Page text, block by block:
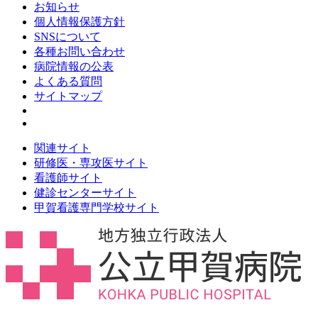
お知らせ
個人情報保護方針
SNSについて
各種お問い合わせ
病院情報の公表
よくある質問
サイトマップ
関連サイト
研修医・専攻医サイト
看護師サイト
健診センターサイト
甲賀看護専門学校サイト